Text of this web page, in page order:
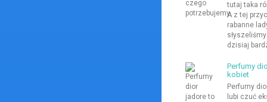
tutaj taka
A z tej
rabanne
dzisiaj
Perfumy
kobiet
Perfumy
lubi czuć